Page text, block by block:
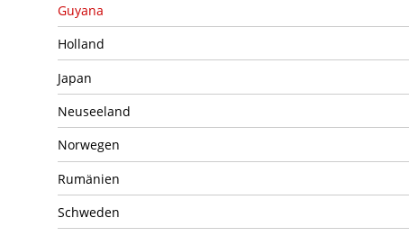
Guyana
Holland
Japan
Neuseeland
Norwegen
Rumänien
Schweden